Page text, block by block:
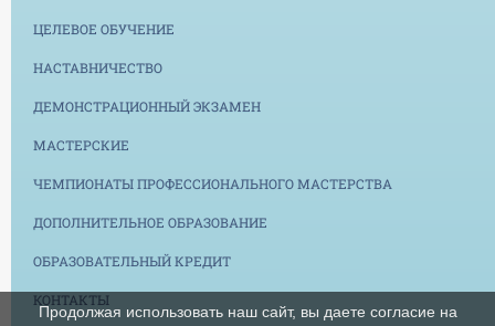
ЦЕЛЕВОЕ ОБУЧЕНИЕ
НАСТАВНИЧЕСТВО
ДЕМОНСТРАЦИОННЫЙ ЭКЗАМЕН
МАСТЕРСКИЕ
ЧЕМПИОНАТЫ ПРОФЕССИОНАЛЬНОГО МАСТЕРСТВА
ДОПОЛНИТЕЛЬНОЕ ОБРАЗОВАНИЕ
ОБРАЗОВАТЕЛЬНЫЙ КРЕДИТ
КОНТАКТЫ
Продолжая использовать наш сайт, вы даете согласие на